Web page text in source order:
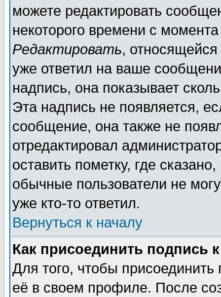
можете редактировать
некоторого времени с
Редактировать,
уже ответил на ваше
надпись, она показывает
Эта надпись не появляется,
сообщение, она также не
отредактировал
оставить пометку, где
обычные пользователи не
уже кто-то ответил.
Вернуться к началу
Как присоединить подпись
Для того, чтобы
её в своем профиле. После